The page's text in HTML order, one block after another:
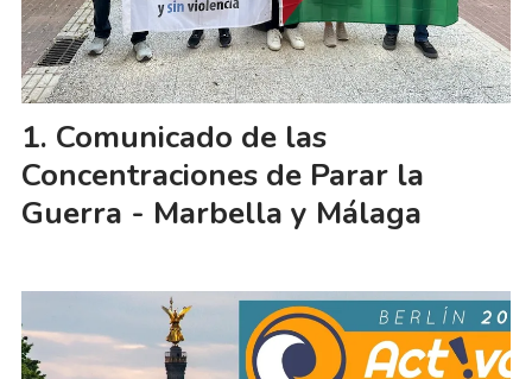
Comunicado de las
Concentraciones de Parar la
Guerra - Marbella y Málaga